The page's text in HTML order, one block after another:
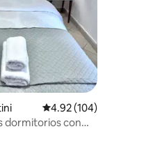
evaluacionesCalificación promedio:
4.92 (104)
dormitorios con